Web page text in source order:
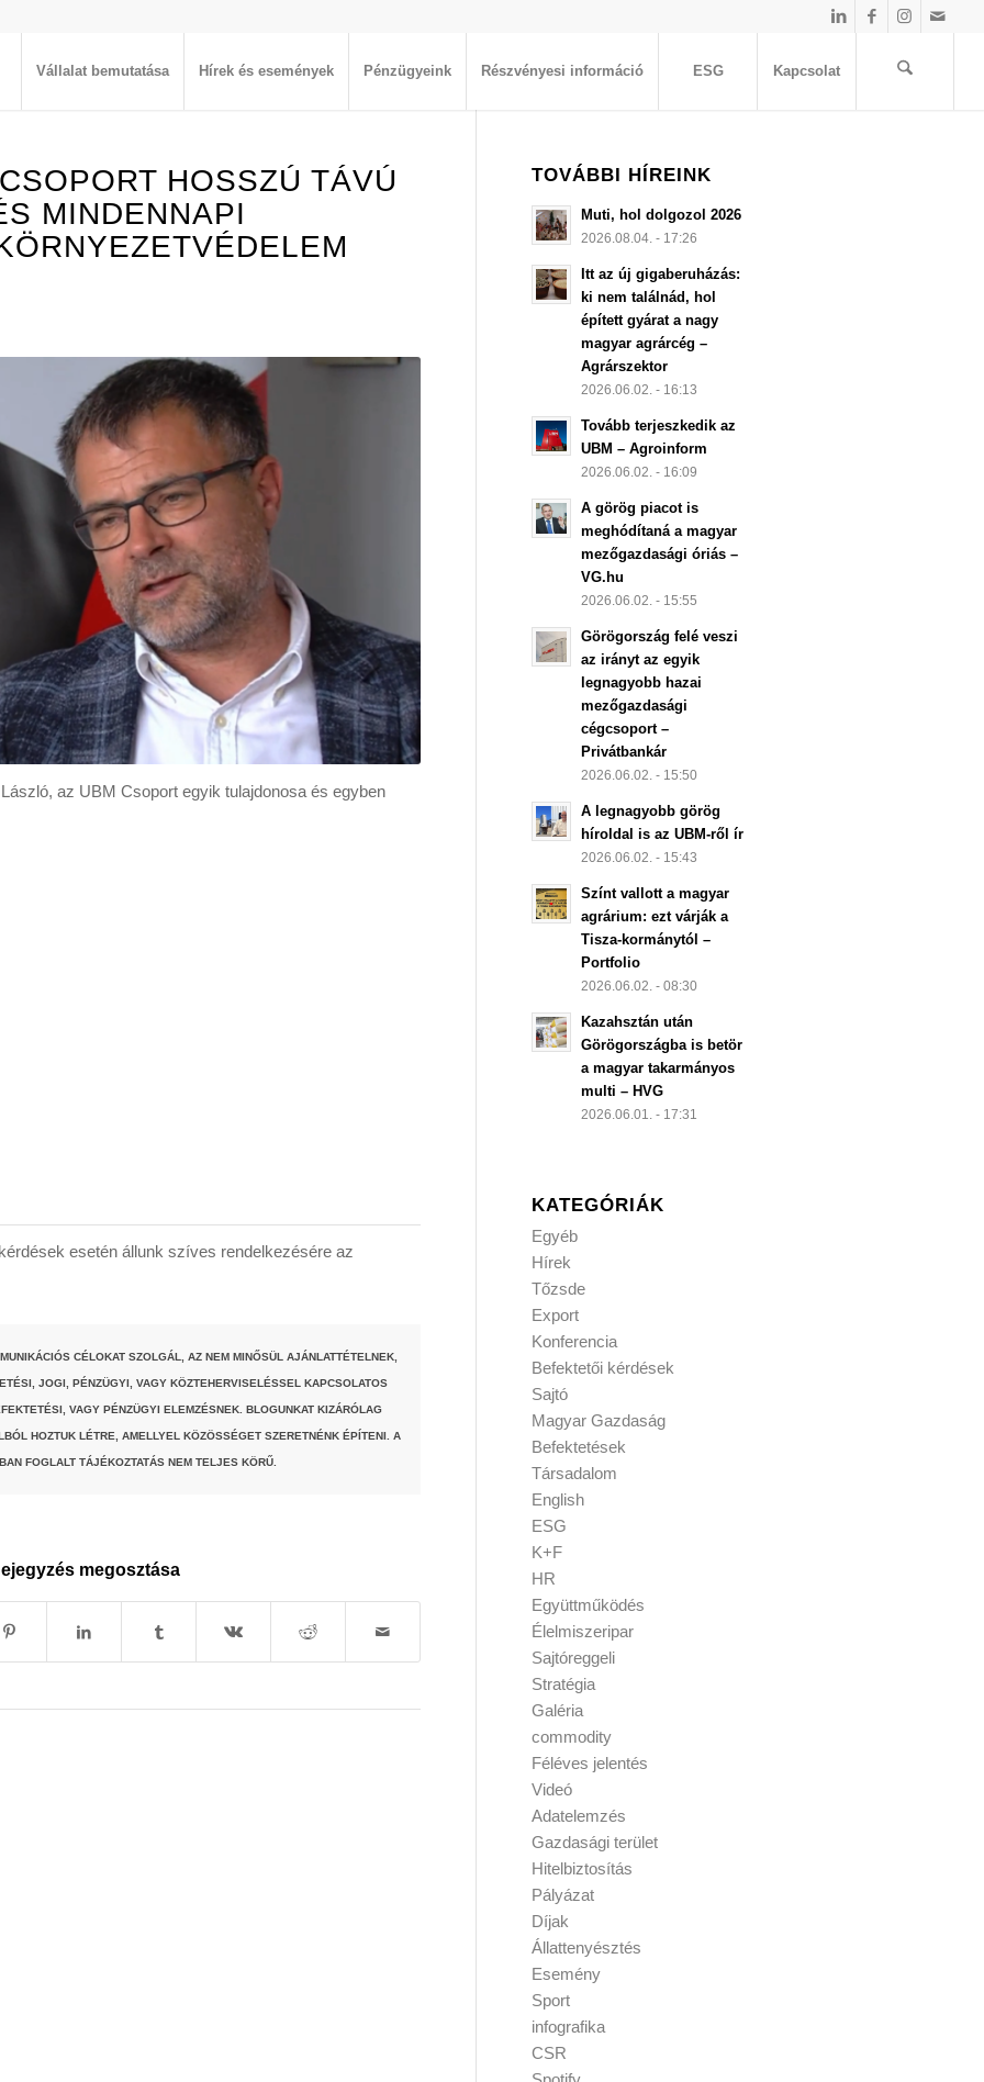
Vállalat bemutatása Hírek és események Pénzügyeink Részvényesi információ ESG Kapcsolat
HOSSZÚ TÁVÚ
MINDENNAPI
az UBM Csoport egyik tulajdonosa és egyben
esetén állunk szíves rendelkezésére az
CÉLOKAT SZOLGÁL, AZ NEM MINŐSÜL AJÁNLATTÉTELNEK,
JOGI, PÉNZÜGYI, VAGY KÖZTEHERVISELÉSSEL KAPCSOLATOS
VAGY PÉNZÜGYI ELEMZÉSNEK. BLOGUNKAT KIZÁRÓLAG
HOZTUK LÉTRE, AMELLYEL KÖZÖSSÉGET SZERETNÉNK ÉPÍTENI. A
FOGLALT TÁJÉKOZTATÁS NEM TELJES KÖRŰ.
megosztása
TOVÁBBI HÍREINK
Muti, hol dolgozol 2026
2026.08.04. - 17:26
Itt az új gigaberuházás:
ki nem találnád, hol
épített gyárat a nagy
magyar agrárcég –
Agrárszektor
2026.06.02. - 16:13
Tovább terjeszkedik az
UBM – Agroinform
2026.06.02. - 16:09
A görög piacot is
meghódítaná a magyar
mezőgazdasági óriás –
VG.hu
2026.06.02. - 15:55
Görögország felé veszi
az irányt az egyik
legnagyobb hazai
mezőgazdasági
cégcsoport –
Privátbankár
2026.06.02. - 15:50
A legnagyobb görög
híroldal is az UBM-ről ír
2026.06.02. - 15:43
Színt vallott a magyar
agrárium: ezt várják a
Tisza-kormánytól –
Portfolio
2026.06.02. - 08:30
Kazahsztán után
Görögországba is betör
a magyar takarmányos
multi – HVG
2026.06.01. - 17:31
KATEGÓRIÁK
Egyéb
Hírek
Tőzsde
Export
Konferencia
Befektetői kérdések
Sajtó
Magyar Gazdaság
Befektetések
Társadalom
English
ESG
K+F
HR
Együttműködés
Élelmiszeripar
Sajtóreggeli
Stratégia
Galéria
commodity
Féléves jelentés
Videó
Adatelemzés
Gazdasági terület
Hitelbiztosítás
Pályázat
Díjak
Állattenyésztés
Esemény
Sport
infografika
CSR